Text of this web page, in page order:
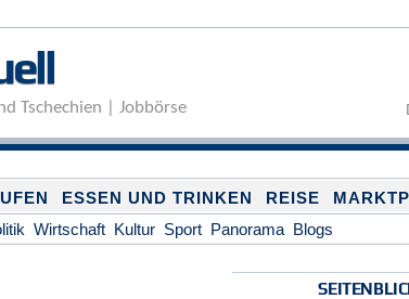
Tschechien | Jobbörse
ESSEN UND TRINKEN REISE
Wirtschaft Kultur Sport Panorama Blogs